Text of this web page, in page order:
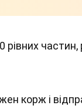
рівних
корж і